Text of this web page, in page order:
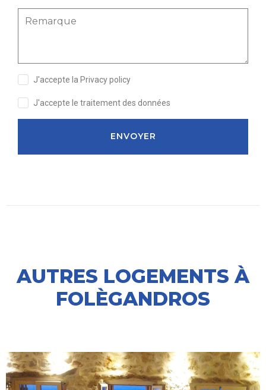
J'accepte la Privacy policy
J'accepte le traitement des données
ENVOYER
AUTRES LOGEMENTS À
FOLÈGANDROS